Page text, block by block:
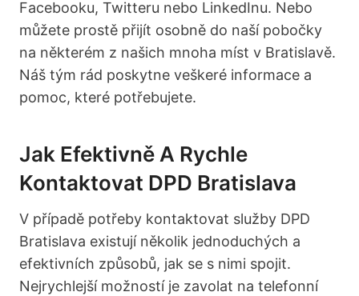
Facebooku, Twitteru nebo LinkedInu. Nebo
můžete prostě přijít osobně do naší pobočky
na některém z našich mnoha míst v Bratislavě.
Náš tým rád poskytne veškeré informace a
pomoc, které potřebujete.
Jak Efektivně A Rychle
Kontaktovat DPD Bratislava
V případě potřeby kontaktovat služby DPD
Bratislava existují několik jednoduchých a
efektivních způsobů, jak se s nimi spojit.
Nejrychlejší možností je zavolat na telefonní